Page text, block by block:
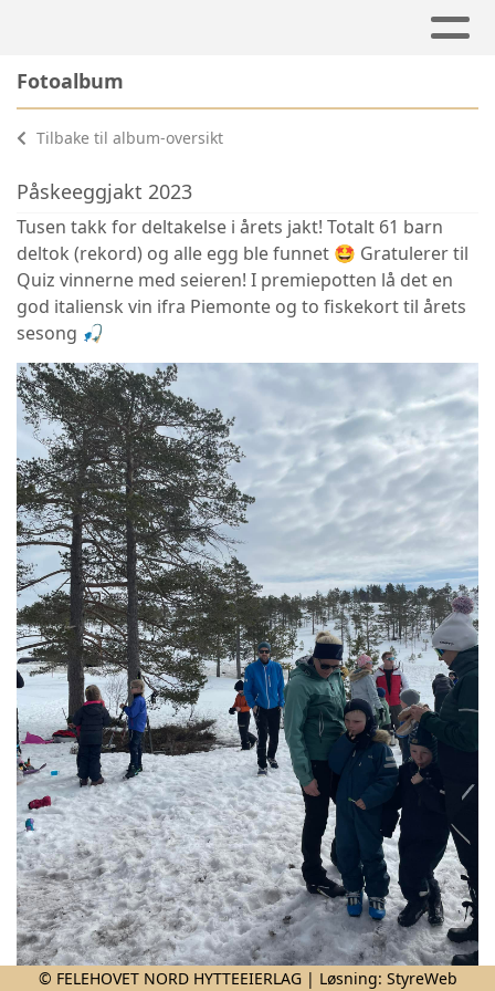
Fotoalbum
Tilbake til album-oversikt
Påskeeggjakt 2023
Tusen takk for deltakelse i årets jakt! Totalt 61 barn
deltok (rekord) og alle egg ble funnet 🤩 Gratulerer til
Quiz vinnerne med seieren! I premiepotten lå det en
god italiensk vin ifra Piemonte og to fiskekort til årets
sesong 🎣
© FELEHOVET NORD HYTTEEIERLAG | Løsning: StyreWeb